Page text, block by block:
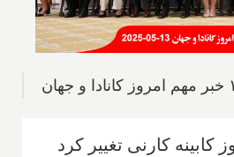
کابینه کارنی تغییر کرد